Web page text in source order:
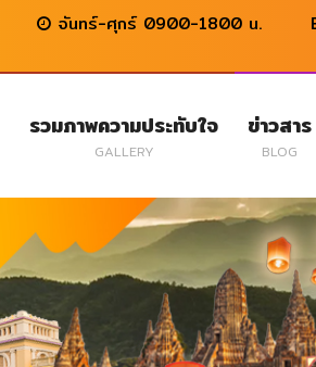
จันทร์-ศุกร์ 0900-1800 น.
รวมภาพความประทับใจ
GALLERY
ข่าวสาร
BLOG